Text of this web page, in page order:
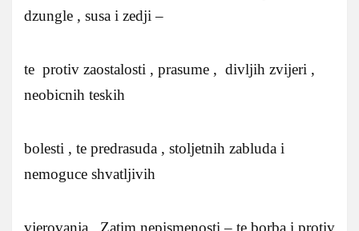
dzungle , susa i zedji –
te protiv zaostalosti , prasume , divljih zvijeri ,
neobicnih teskih
bolesti , te predrasuda , stoljetnih zabluda i
nemoguce shvatljivih
vjerovanja . Zatim nepismenosti – te borba i protiv